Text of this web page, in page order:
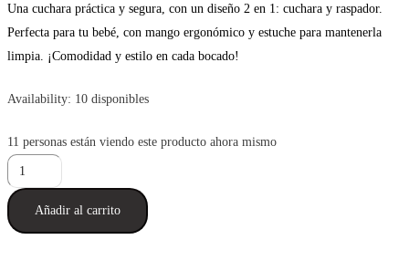
Una cuchara práctica y segura, con un diseño 2 en 1: cuchara y raspador.
Perfecta para tu bebé, con mango ergonómico y estuche para mantenerla
limpia. ¡Comodidad y estilo en cada bocado!
Availability: 10 disponibles
11 personas están viendo este producto ahora mismo
Cuchara
Para
BebésAñadir al carrito